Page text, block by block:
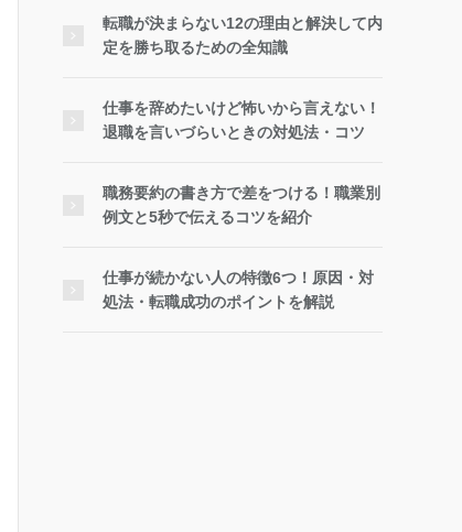
転職が決まらない12の理由と解決して内
定を勝ち取るための全知識
仕事を辞めたいけど怖いから言えない！
退職を言いづらいときの対処法・コツ
職務要約の書き方で差をつける！職業別
例文と5秒で伝えるコツを紹介
仕事が続かない人の特徴6つ！原因・対
処法・転職成功のポイントを解説